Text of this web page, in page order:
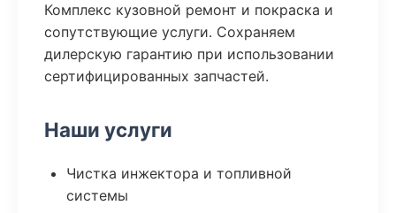
Комплекс кузовной ремонт и покраска и
сопутствующие услуги. Сохраняем
дилерскую гарантию при использовании
сертифицированных запчастей.
Наши услуги
Чистка инжектора и топливной
системы